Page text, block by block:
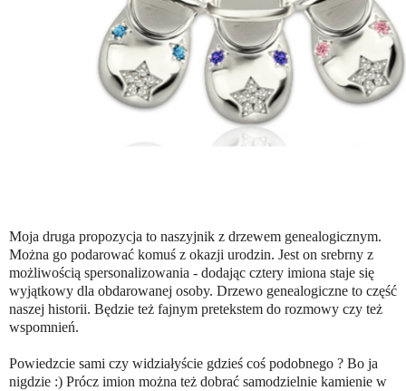
Moja druga propozycja to naszyjnik z drzewem genealogicznym.
Można go podarować komuś z okazji urodzin. Jest on srebrny z
możliwością spersonalizowania - dodając cztery imiona staje się
wyjątkowy dla obdarowanej osoby. Drzewo genealogiczne to część
naszej historii. Będzie też fajnym pretekstem do rozmowy czy też
wspomnień.
Powiedzcie sami czy widziałyście gdzieś coś podobnego ? Bo ja
nigdzie :) Prócz imion można też dobrać samodzielnie kamienie w